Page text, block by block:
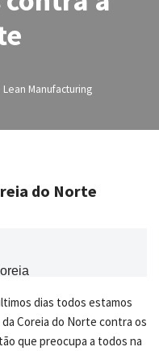
Lean Manufacturing
do Norte
dias todos estamos
Coreia do Norte contra os
que preocupa a todos na